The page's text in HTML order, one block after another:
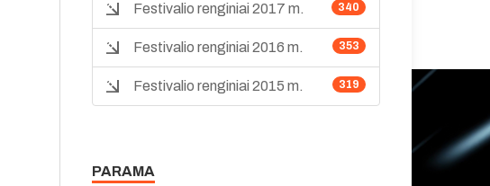
340
Festivalio renginiai 2017 m.
353
Festivalio renginiai 2016 m.
319
Festivalio renginiai 2015 m.
PARAMA